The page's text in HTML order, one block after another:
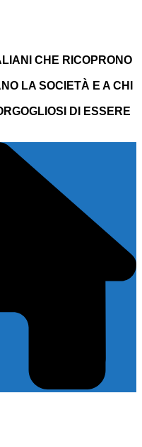
CHE RICOPRONO
LA SOCIETÀ E A CHI
DI ESSERE